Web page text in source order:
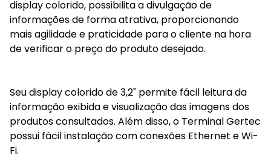
display colorido, possibilita a divulgação de
informações de forma atrativa, proporcionando
mais agilidade e praticidade para o cliente na hora
de verificar o preço do produto desejado.
Seu display colorido de 3,2" permite fácil leitura da
informação exibida e visualização das imagens dos
produtos consultados. Além disso, o Terminal Gertec
possui fácil instalação com conexões Ethernet e Wi-
Fi.